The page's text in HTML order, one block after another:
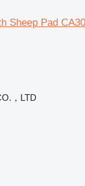
Sheep Pad
，LTD